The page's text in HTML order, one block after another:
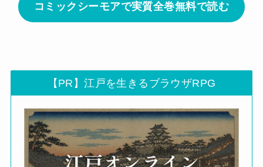
コミックシーモアで実質全巻無料で読む
【PR】江戸を生きるブラウザRPG